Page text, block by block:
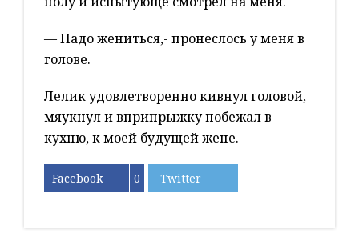
— Надо жениться,- пронеслось у меня в
голове.
Лелик удовлетворенно кивнул головой,
мяукнул и вприпрыжку побежал в
кухню, к моей будущей жене.
Facebook 0 Twitter